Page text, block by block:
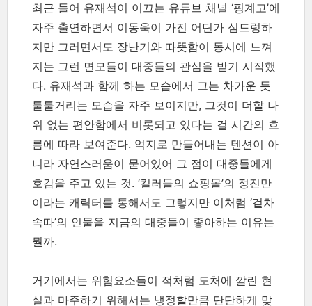
최근 들어 유재석이 이끄는 유튜브 채널 ‘핑계고’에
자주 출연하면서 이동욱이 가진 어딘가 심드렁하
지만 그러면서도 장난기와 따뜻함이 동시에 느껴
지는 그런 면모들이 대중들의 관심을 받기 시작했
다. 유재석과 함께 하는 모습에서 그는 차가운 듯
툴툴거리는 모습을 자주 보이지만, 그것이 더할 나
위 없는 편안함에서 비롯되고 있다는 걸 시간의 흐
름에 따라 보여준다. 억지로 만들어내는 텐션이 아
니라 자연스러움이 묻어있어 그 점이 대중들에게
호감을 주고 있는 것. ‘킬러들의 쇼핑몰’의 정진만
이라는 캐릭터를 통해서도 그렇지만 이처럼 ‘겉차
속따’의 인물을 지금의 대중들이 좋아하는 이유는
뭘까.
거기에서는 위험요소들이 적처럼 도처에 깔린 현
실과 마주하기 위해서는 냉정할만큼 단단하게 맞